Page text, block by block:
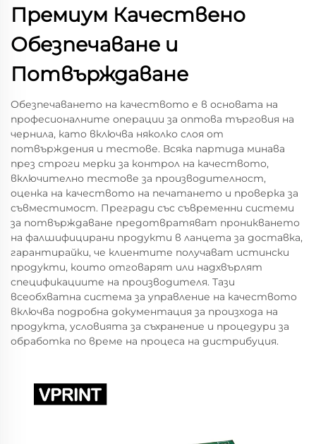
Премиум Качествено
Обезпечаване и
Потвърждаване
Обезпечаването на качеството е в основата на
професионалните операции за оптова търговия на
чернила, като включва няколко слоя от
потвърждения и тестове. Всяка партида минава
през строги мерки за контрол на качеството,
включително тестове за производителност,
оценка на качеството на печатането и проверка за
съвместимост. Прегради със съвременни системи
за потвърждаване предотвратяват проникването
на фалшифицирани продукти в ланцета за доставка,
гарантирайки, че клиентите получават истински
продукти, които отговарят или надхвърлят
спецификациите на производителя. Тази
всеобхватна система за управление на качеството
включва подробна документация за произхода на
продукта, условията за съхранение и процедури за
обработка по време на процеса на дистрибуция.